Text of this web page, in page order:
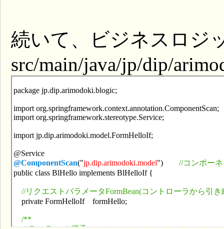
続いて、ビジネスロジ
src/main/java/jp/dip/